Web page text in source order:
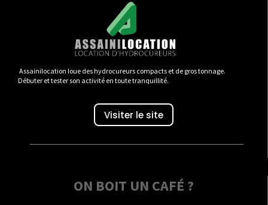
Assainilocation loue des hydrocureurs compacts et de gros tonnage.
Débuter et tester son activité en toute tranquillité.
Visiter le site
ON BOIT UN CAFÉ ?